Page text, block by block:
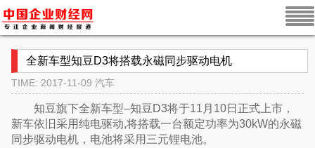
全新车型知豆D3将搭载永磁同步驱动电机
TIME: 2017-11-09 汽车
知豆旗下全新车型–知豆D3将于11月10日正式上市，
新车依旧采用纯电驱动,将搭载一台额定功率为30kW的永磁
同步驱动电机，电池将采用三元锂电池。